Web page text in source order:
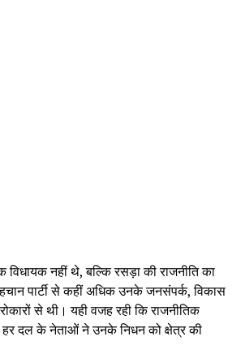
नहीं थे, बल्कि रसड़ा की राजनीति का
पार्टी से कहीं अधिक उनके जनसंपर्क, विकास
से थी। यही वजह रही कि राजनीतिक
दल के नेताओं ने उनके निधन को क्षेत्र की